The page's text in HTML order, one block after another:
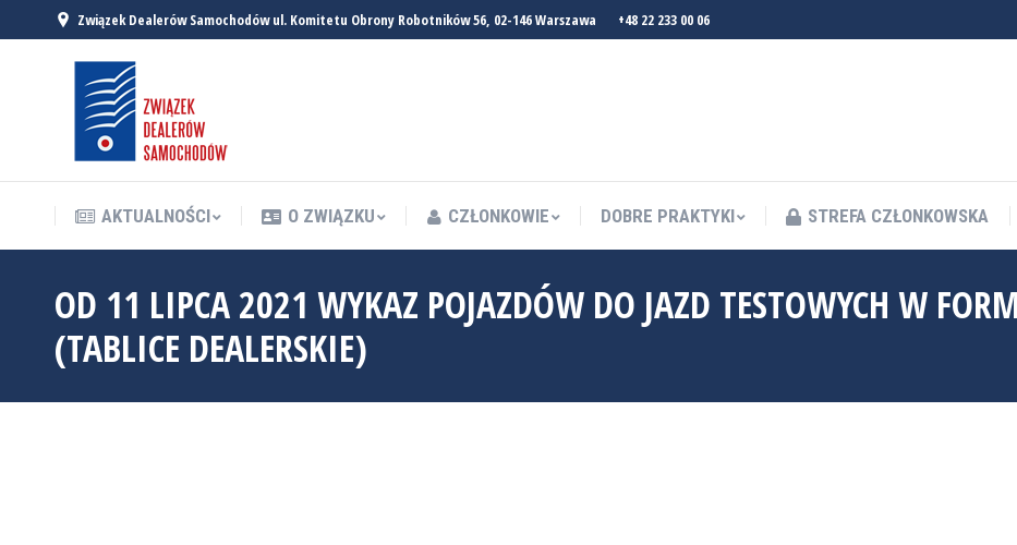
Związek Dealerów Samochodów ul. Komitetu Obrony Robotników 56, 02-146 Warszawa +48 22 233 00 06
AKTUALNOŚCI O ZWIĄZKU CZŁONKOWIE DOBRE PRAKTYKI STREFA CZŁONKOWSKA
OD 11 LIPCA 2021 WYKAZ POJAZDÓW DO JAZD TESTOWYCH W
(TABLICE DEALERSKIE)
AKTUALNOŚCI O ZWIĄZKU CZŁONKOWIE DOBRE PRAKTYKI STREFA CZŁONKOWSKA